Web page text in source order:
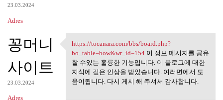
23.03.2024
Adres
꽁머니
사이트
23.03.2024
Adres
https://tocanara.com/bbs
https://tocanara.com/bbs/board.php?
bo_table=bow&wr_id=154이 정보 메시지를 공유
할 수있는 훌륭한 기능입니다. 이 블로그에 대한
지식에 깊은 인상을 받았습니다. 여러면에서 도
움이됩니다. 다시 게시 해 주셔서 감사합니다.